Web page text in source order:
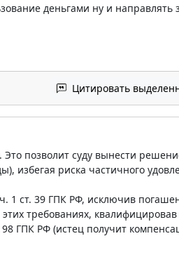
деньгами ну и направлять
Цитировать
позволит суду вынести
избегая риска частичного
1 ст. 39 ГПК РФ, исключив
требованиях, квалифицировав
ГПК РФ (истец получит